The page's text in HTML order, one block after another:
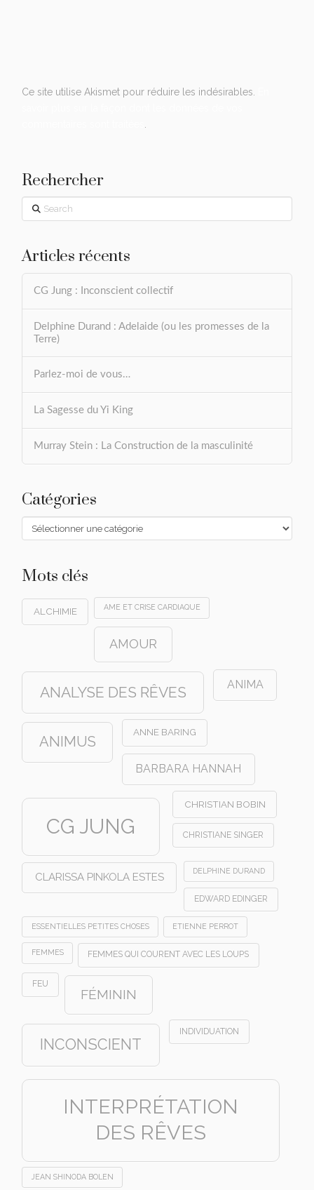
Ce site utilise Akismet pour réduire les indésirables.
Rechercher
Search
Articles récents
CG Jung : Inconscient collectif
Delphine Durand : Adelaide (ou les promesses de la
Terre)
Parlez-moi de vous…
La Sagesse du Yi King
Murray Stein : La Construction de la masculinité
Catégories
Catégories
Mots clés
ALCHIMIE AME ET CRISE CARDIAQUE
AMOUR
ANALYSE DES RÊVES ANIMA
ANIMUS
ANNE BARING
BARBARA HANNAH
CG JUNG
CHRISTIAN BOBIN
CHRISTIANE SINGER
CLARISSA PINKOLA ESTES DELPHINE DURAND
EDWARD EDINGER
ESSENTIELLES PETITES CHOSES ETIENNE PERROT
FEMMES FEMMES QUI COURENT AVEC LES LOUPS
FEU
FÉMININ
INCONSCIENT
INDIVIDUATION
INTERPRÉTATION
DES RÊVES
JEAN SHINODA BOLEN